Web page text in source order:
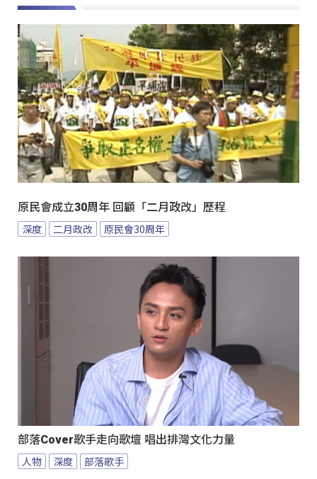
原民會成立30周年 回顧「二月政改」歷程
深度 二月政改 原民會30周年
部落Cover歌手走向歌壇 唱出排灣文化力量
人物 深度 部落歌手